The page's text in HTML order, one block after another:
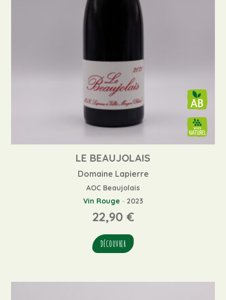
LE BEAUJOLAIS
Domaine Lapierre
AOC Beaujolais
Vin Rouge - 2023
22,90 €
DÉCOUVRIR